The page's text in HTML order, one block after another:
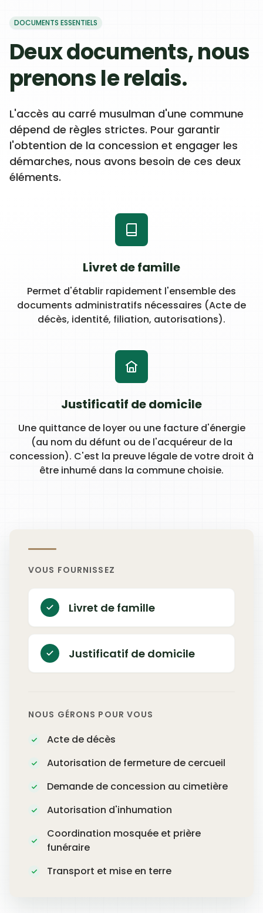
DOCUMENTS ESSENTIELS
Deux documents, nous
prenons le relais.
L'accès au carré musulman d'une commune
dépend de règles strictes. Pour garantir
l'obtention de la concession et engager les
démarches, nous avons besoin de ces deux
éléments.
Livret de famille
Permet d'établir rapidement l'ensemble des
documents administratifs nécessaires (Acte de
décès, identité, filiation, autorisations).
Justificatif de domicile
Une quittance de loyer ou une facture d'énergie
(au nom du défunt ou de l'acquéreur de la
concession). C'est la preuve légale de votre droit à
être inhumé dans la commune choisie.
VOUS FOURNISSEZ
Livret de famille
Justificatif de domicile
NOUS GÉRONS POUR VOUS
Acte de décès
Autorisation de fermeture de cercueil
Demande de concession au cimetière
Autorisation d'inhumation
Coordination mosquée et prière
funéraire
Transport et mise en terre